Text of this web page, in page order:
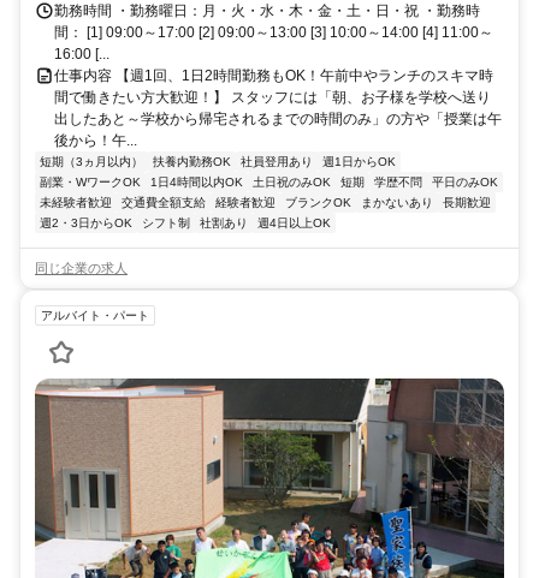
勤務時間 ・勤務曜日：月・火・水・木・金・土・日・祝 ・勤務時
間： [1] 09:00～17:00 [2] 09:00～13:00 [3] 10:00～14:00 [4] 11:00～
16:00 [...
仕事内容 【週1回、1日2時間勤務もOK！午前中やランチのスキマ時
間で働きたい方大歓迎！】 スタッフには「朝、お子様を学校へ送り
出したあと～学校から帰宅されるまでの時間のみ」の方や「授業は午
後から！午...
短期（3ヵ月以内） 扶養内勤務OK 社員登用あり
週1日からOK
副業・WワークOK
1日4時間以内OK 土日祝のみOK 短期 学歴不問
平日のみOK
未経験者歓迎
交通費全額支給 経験者歓迎 ブランクOK まかないあり
長期歓迎
週2・3日からOK
シフト制 社割あり 週4日以上OK
同じ企業の求人
アルバイト・パート